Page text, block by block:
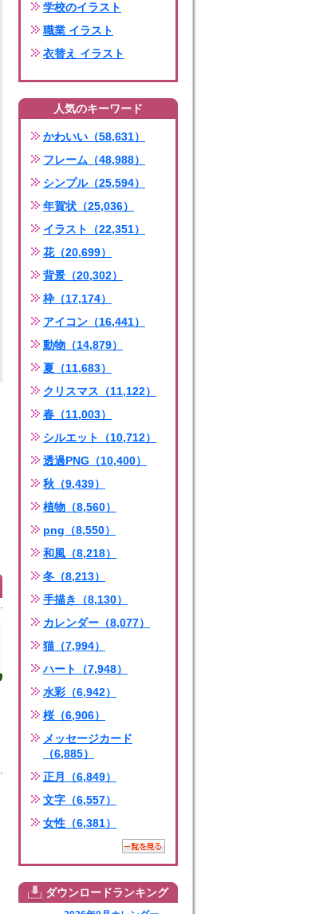
学校のイラスト
職業 イラスト
衣替え イラスト
人気のキーワード
かわいい（58,631）
フレーム（48,988）
シンプル（25,594）
年賀状（25,036）
イラスト（22,351）
花（20,699）
背景（20,302）
枠（17,174）
アイコン（16,441）
動物（14,879）
夏（11,683）
クリスマス（11,122）
春（11,003）
シルエット（10,712）
透過PNG（10,400）
秋（9,439）
植物（8,560）
png（8,550）
和風（8,218）
冬（8,213）
手描き（8,130）
カレンダー（8,077）
猫（7,994）
ハート（7,948）
水彩（6,942）
桜（6,906）
メッセージカード
（6,885）
正月（6,849）
文字（6,557）
女性（6,381）
ダウンロードランキング